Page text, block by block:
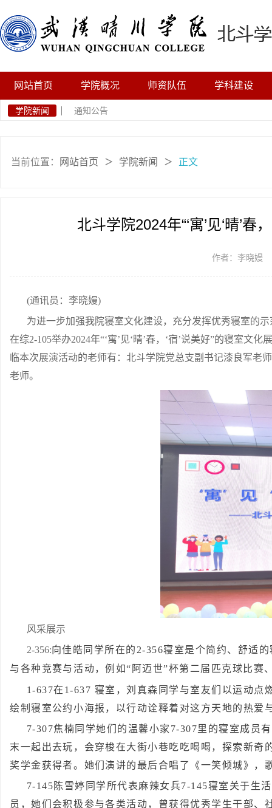
网站首页 学院概况 师资队伍 学科建设
学院新闻 通知公告
当前位置： 网站首页 ＞ 学院新闻 ＞ 正文
北斗学院2024年“‘寓’见‘晴’
作者：李晓嫚
(通讯员：李晓嫚)
为进一步加强我院寝室文化建设，充分发挥优秀寝室的
在综2-105举办2024年“‘寓’见‘晴’春，‘宿’说美好”的寝室
临本次展演活动的老师有：北斗学院党总支副书记漆良军老
老师。
风采展示
2-356:向佳皓同学所在的2-356寝室是个简约、舒适
与各种竞赛与活动，例如“阿迈世”杯第二届匹克球比赛
1-637在1-637 寝室，刘真森同学与室友们以运动
绘制寝室公约小海报，以行动诠释着对这方天地的热
7-307焦楠同学她们的温馨小家7-307里的寝室成员
末一起出去玩，会穿梭在大街小巷吃吃喝喝，探索新
奖学金获得者。她们演讲的最后合唱了《一笑倾城》，
7-145陈雪婷同学所代表麻辣女兵7-145寝室关于生
员，她们会积极参与各类活动，曾获得优秀学生干部、